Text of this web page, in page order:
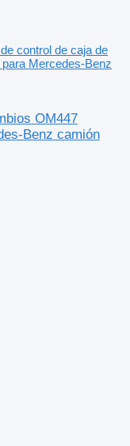
control de caja de
Mercedes-Benz
OM447
Benz camión